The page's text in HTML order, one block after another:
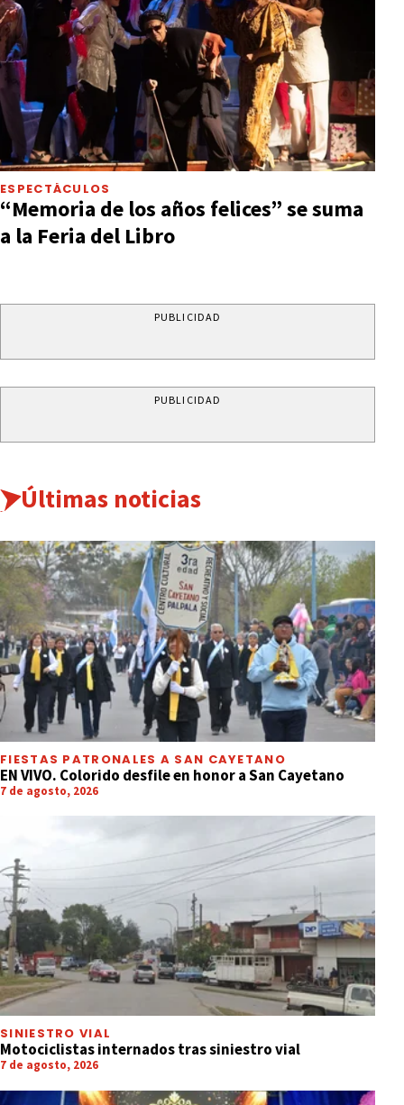
ESPECTÁCULOS
“Memoria de los años felices” se suma
a la Feria del Libro
PUBLICIDAD
PUBLICIDAD
Últimas noticias
FIESTAS PATRONALES A SAN CAYETANO
EN VIVO. Colorido desfile en honor a San Cayetano
7 de agosto, 2026
SINIESTRO VIAL
Motociclistas internados tras siniestro vial
7 de agosto, 2026